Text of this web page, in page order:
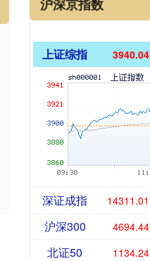
沪深京指数
上证综指 3940.04
深证成指 14311.01
沪深300 4694.44
北证50 1134.24